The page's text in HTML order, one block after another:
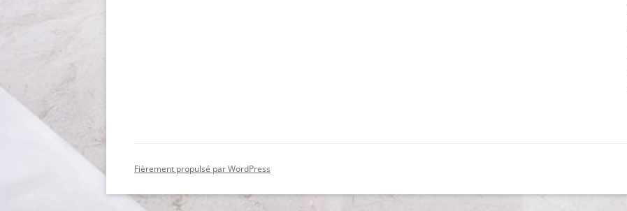
Fièrement propulsé par WordPress